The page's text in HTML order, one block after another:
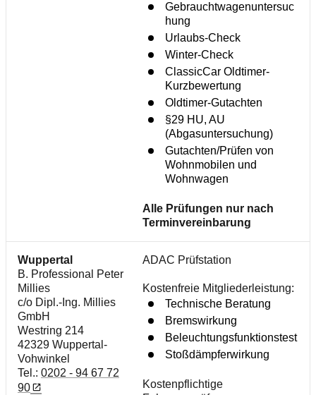
Gebrauchtwagenuntersuc
hung
Urlaubs-Check
Winter-Check
ClassicCar Oldtimer-
Kurzbewertung
Oldtimer-Gutachten
§29 HU, AU
(Abgasuntersuchung)
Gutachten/Prüfen von
Wohnmobilen und
Wohnwagen
Alle Prüfungen nur nach
Terminvereinbarung
Wuppertal
B. Professional Peter
Millies
c/o Dipl.-Ing. Millies
GmbH
Westring 214
42329 Wuppertal-
Vohwinkel
Tel.: 0202 - 94 67 72
90
ADAC Prüfstation
Kostenfreie Mitgliederleistung:
Technische Beratung
Bremswirkung
Beleuchtungsfunktionstest
Stoßdämpferwirkung
Kostenpflichtige